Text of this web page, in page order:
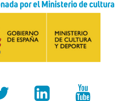
por el Ministerio de cultura